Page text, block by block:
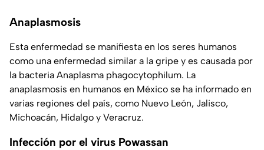
Anaplasmosis
Esta enfermedad se manifiesta en los seres humanos
como una enfermedad similar a la gripe y es causada por
la bacteria Anaplasma phagocytophilum. La
anaplasmosis en humanos en México se ha informado en
varias regiones del país, como Nuevo León, Jalisco,
Michoacán, Hidalgo y Veracruz.
Infección por el virus Powassan